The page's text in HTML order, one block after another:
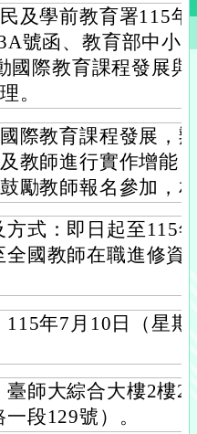
及學前教育署115
號函、教育部中小
國際教育課程發展
。
際教育課程發展，
教師進行實作增能
勵教師報名參加，
方式：即日起至115
全國教師在職進修資
115年7月10日（星
臺師大綜合大樓2樓
段129號）。